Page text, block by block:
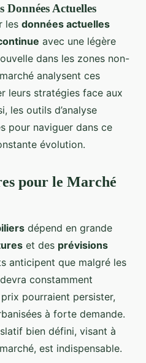
Données Actuelles
les données actuelles
avec une légère
dans les zones non-
analysent ces
leurs stratégies face aux
les outils d’analyse
pour naviguer dans ce
évolution.
pour le Marché
dépend en grande
et des prévisions
anticipent que malgré les
constamment
pourraient persister,
à forte demande.
bien défini, visant à
est indispensable.